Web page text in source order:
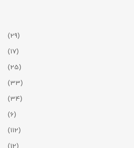
(29)
(17)
(25)
(33)
(34)
(6)
(112)